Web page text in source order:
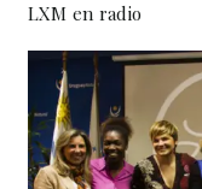
LXM en radio